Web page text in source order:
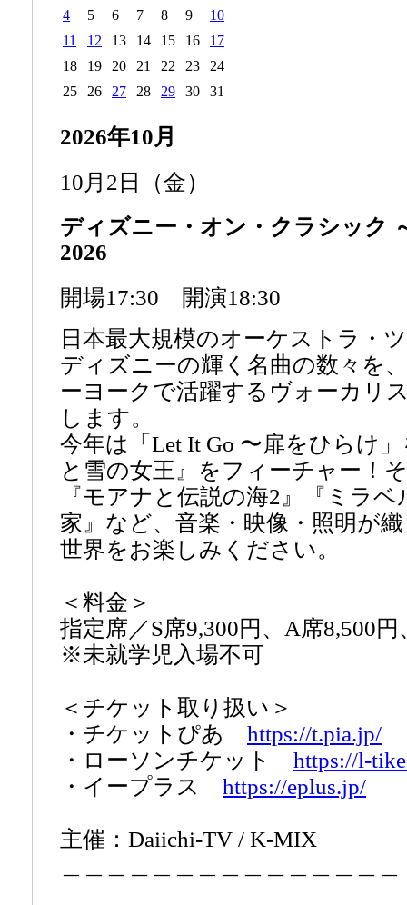
4
5 6 7 8 9
10
11
12 13 14 15 16
17
18
19 20 21 22 23
24
25
26 27 28 29 30 31
2026年10月
10月2日（金）
ディズニー・オン・クラシック
2026
開場17:30 開演18:30
日本最大規模のオーケストラ・
ディズニーの輝く名曲の数々を
ーヨークで活躍するヴォーカリ
します。
今年は「Let It Go 〜扉をひらけ
と雪の女王』をフィーチャー！
『モアナと伝説の海2』『ミラ
家』など、音楽・映像・照明が
世界をお楽しみください。
＜料金＞
指定席／S席9,300円、A席8,500円
※未就学児入場不可
＜チケット取り扱い＞
・チケットぴあ https://t.pia.jp/
・ローソンチケット https://l-
・イープラス https://eplus.jp/
主催：Daiichi-TV / K-MIX